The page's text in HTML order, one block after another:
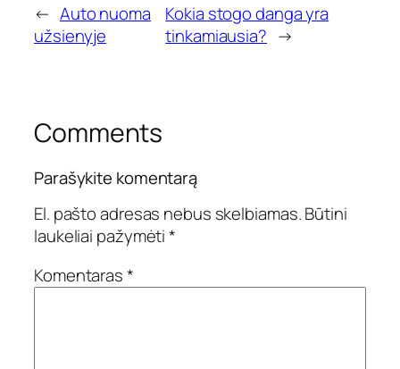
← Auto nuoma
užsienyje
Kokia stogo danga yra
tinkamiausia? →
Comments
Parašykite komentarą
El. pašto adresas nebus skelbiamas.Būtini
laukeliai pažymėti*
Komentaras*